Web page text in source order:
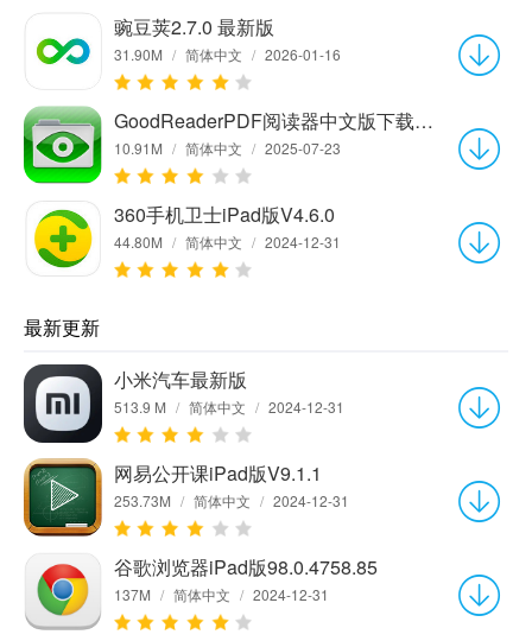
豌豆荚2.7.0 最新版
31.90M / 简体中文 / 2026-01-16
GoodReaderPDF阅读器中文版下载v3.17.0
10.91M / 简体中文 / 2025-07-23
360手机卫士iPad版V4.6.0
44.80M / 简体中文 / 2024-12-31
最新更新
小米汽车最新版
513.9 M / 简体中文 / 2024-12-31
网易公开课iPad版V9.1.1
253.73M / 简体中文 / 2024-12-31
谷歌浏览器iPad版98.0.4758.85
137M / 简体中文 / 2024-12-31